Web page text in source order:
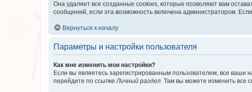
Она удаляет все созданные cookies, которые позволяют вам
сообщений, если эта возможность включена администратором.
Вернуться к началу
Параметры и настройки пользователя
Как мне изменить мои настройки?
Если вы являетесь зарегистрированным пользователем, все
перейдите по ссылкеЛичный раздел. Там вы можете изменить все